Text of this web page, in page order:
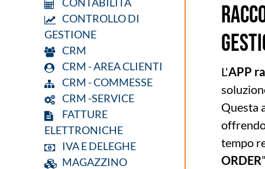
CONTROLLO DI
GESTIONE
CRM
CRM - AREA CLIENTI
CRM - COMMESSE
CRM -SERVICE
FATTURE
ELETTRONICHE
IVA E DELEGHE
MAGAZZINO
L'APP
Questa
tempo
ORDER